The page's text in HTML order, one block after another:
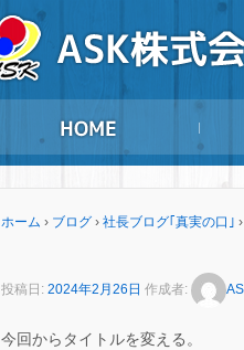
ホーム › ブログ › 社長ブログ｢真実の口｣ ›
投稿日: 2024年2月26日 作成者:
今回からタイトルを変える。